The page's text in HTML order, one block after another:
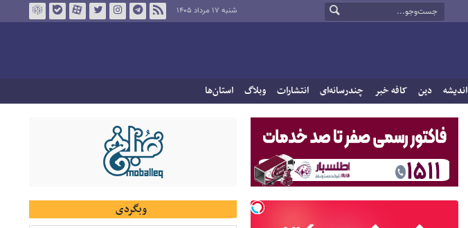
شنبه ۱۷ مرداد ۱۴۰۵
اندیشه دین کافه خبر چندرسانه‌ای انتشارات وبلاگ استان‌ها
وبگردی